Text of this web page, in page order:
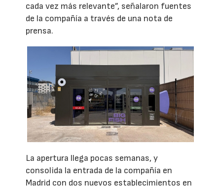
cada vez más relevante”, señalaron fuentes
de la compañía a través de una nota de
prensa.
La apertura llega pocas semanas, y
consolida la entrada de la compañía en
Madrid con dos nuevos establecimientos en